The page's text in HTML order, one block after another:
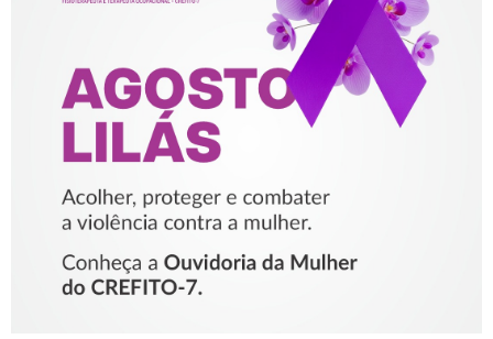
AGOSTO LILÁS – ACOLHER,
PROTEGER E COMBATER A
VIOLÊNCIA CONTRA A
MULHER